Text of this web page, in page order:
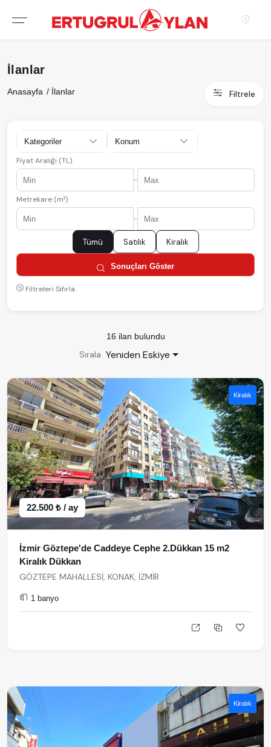
İlanlar
Anasayfa İlanlar Filtrele
Kategoriler Konum
Fiyat Aralığı (TL)
-
Metrekare (m²)
-
Tümü Satılık Kiralık
Sonuçları Göster
Filtreleri Sıfırla
16 ilan bulundu
Sırala Yeniden Eskiye
Kiralık
22.500 ₺ / ay
İzmir Göztepe'de Caddeye Cephe 2.Dükkan 15 m2
Kiralık Dükkan
GÖZTEPE MAHALLESİ, KONAK, İZMİR
1 banyo
Kiralık
Hakkımızda
EKIBIMIZ
EMLAK SITELERIMIZ
EMLAK OFISLERIMIZ